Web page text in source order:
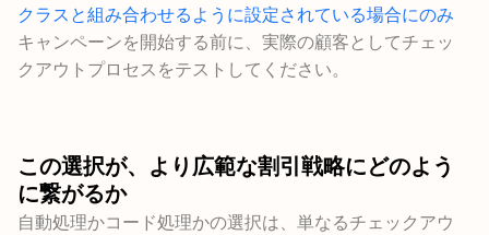
クラスと組み合わせるように設定されている場合にのみ
キャンペーンを開始する前に、実際の顧客としてチェッ
クアウトプロセスをテストしてください。
この選択が、より広範な割引戦略にどのよう
に繋がるか
自動処理かコード処理かの選択は、単なるチェックアウ